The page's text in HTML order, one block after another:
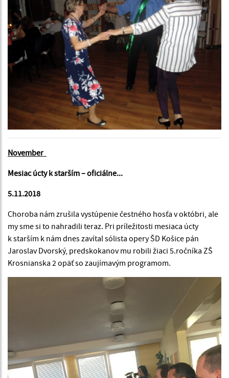
November
Mesiac úcty k starším – oficiálne...
5.11.2018
Choroba nám zrušila vystúpenie čestného hosťa v októbri, ale
my sme si to nahradili teraz. Pri príležitosti mesiaca úcty
k starším k nám dnes zavítal sólista opery ŠD Košice pán
Jaroslav Dvorský, predskokanov mu robili žiaci 5.ročníka ZŠ
Krosnianska 2 opäť so zaujímavým programom.